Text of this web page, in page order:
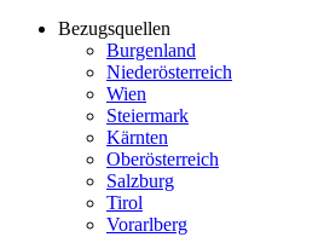
Bezugsquellen
Burgenland
Niederösterreich
Wien
Steiermark
Kärnten
Oberösterreich
Salzburg
Tirol
Vorarlberg